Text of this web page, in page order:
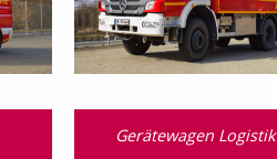
Gerätewagen Logistik